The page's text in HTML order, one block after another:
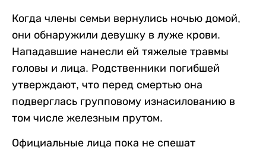
Когда члены семьи вернулись ночью домой,
они обнаружили девушку в луже крови.
Нападавшие нанесли ей тяжелые травмы
головы и лица. Родственники погибшей
утверждают, что перед смертью она
подверглась групповому изнасилованию в
том числе железным прутом.
Официальные лица пока не спешат